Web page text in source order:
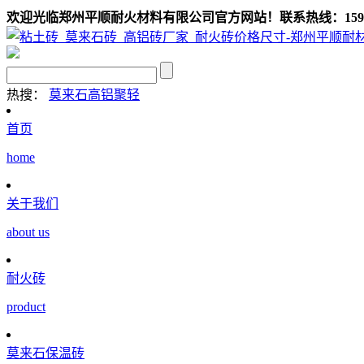
欢迎光临郑州平顺耐火材料有限公司官方网站！联系热线：
热搜： 莫来石高铝聚轻
首页
home
关于我们
about us
耐火砖
product
莫来石保温砖